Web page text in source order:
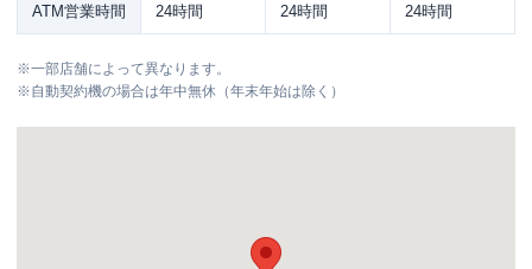
ATM営業時間 24時間 24時間 24時間
※一部店舗によって異なります。
※自動契約機の場合は年中無休（年末年始は除く）